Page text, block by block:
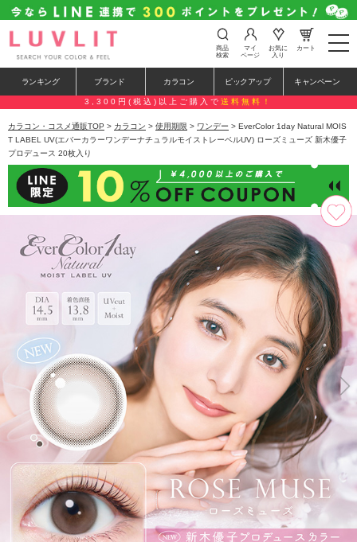
t
o
e
n
a
v
i
t
i
o
n
商品
検索
マイ
ページ
お気に
入り
カート
ランキング ブランド カラコン ピックアップ キャンペーン
3,300円(税込)以上ご購入で 送料無料！
カラコン・コスメ通販TOP > カラコン > 使用期限 > ワンデー > EverColor 1day Natural MOIS
T LABEL UV(エバーカラーワンデーナチュラルモイストレーベルUV) ローズミューズ 新木優子
プロデュース 20枚入り